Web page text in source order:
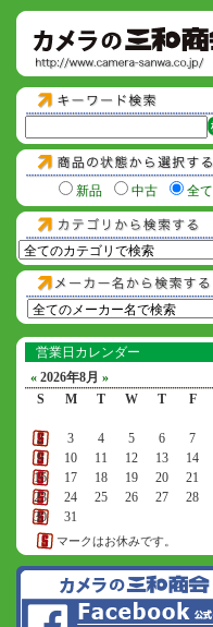
新品 中古 全て
営業日カレンダー
« 2026年8月 »
S
M T W T F
2
3 4 5 6 7
9
10 11 12 13 14
16
17 18 19 20 21
23
24 25 26 27 28
30
31
マークはお休みです。